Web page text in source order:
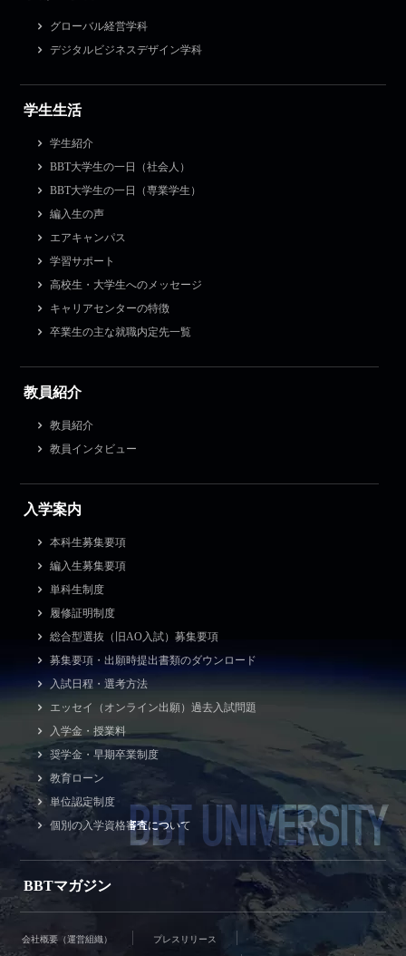
グローバル経営学科
デジタルビジネスデザイン学科
学生生活
学生紹介
BBT大学生の一日（社会人）
BBT大学生の一日（専業学生）
編入生の声
エアキャンパス
学習サポート
高校生・大学生へのメッセージ
キャリアセンターの特徴
卒業生の主な就職内定先一覧
教員紹介
教員紹介
教員インタビュー
入学案内
本科生募集要項
編入生募集要項
単科生制度
履修証明制度
総合型選抜（旧AO入試）募集要項
募集要項・出願時提出書類のダウンロード
入試日程・選考方法
エッセイ（オンライン出願）過去入試問題
入学金・授業料
奨学金・早期卒業制度
教育ローン
単位認定制度
個別の入学資格審査について
BBTマガジン
BBT UNIVERSITY
会社概要（運営組織） プレスリリース